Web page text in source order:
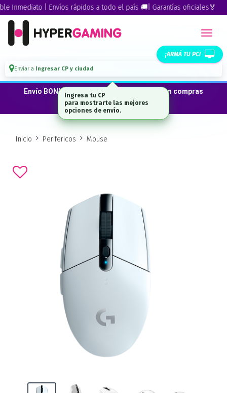
| Envíos rápidos a todo el país 🚚| Garantías oficiales🏅
¡ARMÁ TU PC!
Enviar a Ingresar CP y ciudad
Envío BONIFICADO a CABA · GBA ·La Plata en compras
desde $300.000*
Inicio Perifericos Mouse
Ingresa tu CP
para mostrarte las mejores
opciones de envío.